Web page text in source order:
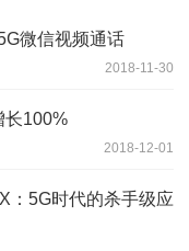
微信视频通话
2018-11-30
长100%
2018-12-01
：5G时代的杀手级应